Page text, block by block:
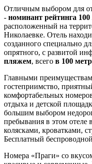
Отличным выбором для
- номинант рейтинга
расположенный на
Николаевке. Отель
созданного специально
опрятного, с развитой
пляжем, всего в 100
Главными
гостеприимство,
комфортабельных
отдыха и детской
большим выбором
пребывания в этом отеле
колясками, кроватками,
Бесплатный
Номера «Праги» со